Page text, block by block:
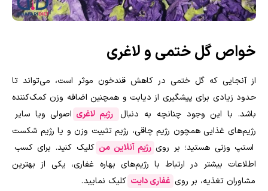
خواص گل ختمی و لاغری
از آنجایی که گل ختمی در کاهش قندخون موثر است، می‌تواند تا
حدود زیادی برای پیشگیری از دیابت و همچنین اضافه وزن کمک‌کننده
باشد. با این وجود چنانچه به دنبال
رژیم‌ لاغری
رژیم‌های غذایی همچون رژیم چاقی، رژیم تثبیت وزن و یا رژیم شکست
رژیم آنلاین من
اطلاعات بیشتر در ارتباط با رژیم‌های بهاره غفاری، یکی از بهترین
غفاری دایت کلیک نمایید.